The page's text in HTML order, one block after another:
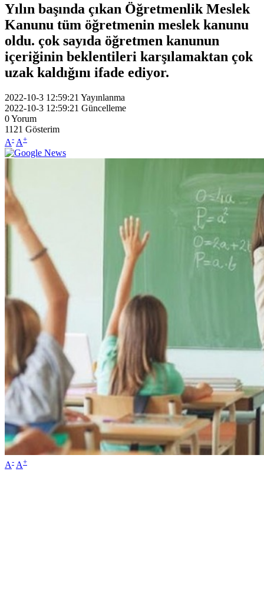
Yılın başında çıkan Öğretmenlik Meslek
Kanunu tüm öğretmenin meslek kanunu
oldu. çok sayıda öğretmen kanunun
içeriğinin beklentileri karşılamaktan çok
uzak kaldığını ifade ediyor.
2022-10-3 12:59:21 Yayınlanma
2022-10-3 12:59:21 Güncelleme
0Yorum
1121 Gösterim
A- A+
A- A+